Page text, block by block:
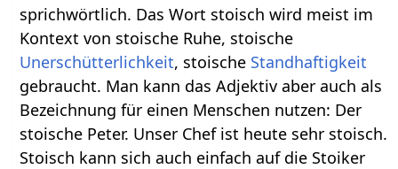
sprichwörtlich. Das Wort stoisch wird meist im
Kontext von stoische Ruhe, stoische
Unerschütterlichkeit, stoische Standhaftigkeit
gebraucht. Man kann das Adjektiv aber auch als
Bezeichnung für einen Menschen nutzen: Der
stoische Peter. Unser Chef ist heute sehr stoisch.
Stoisch kann sich auch einfach auf die Stoiker